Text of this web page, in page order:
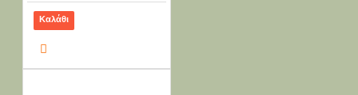
Καλάθι